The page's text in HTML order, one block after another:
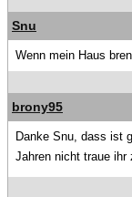
Snu
Wenn mein Haus
brony95
Danke Snu, dass ist
Jahren nicht traue ihr